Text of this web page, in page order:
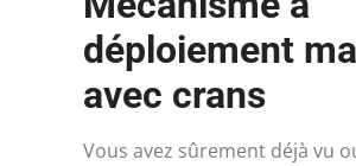
déploiement
avec crans
Vous avez sûrement déjà vu